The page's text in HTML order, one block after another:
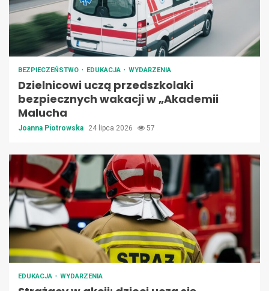
BEZPIECZEŃSTWO EDUKACJA WYDARZENIA
Dzielnicowi uczą przedszkolaki
bezpiecznych wakacji w „Akademii
Malucha
Joanna Piotrowska 24 lipca 2026 57
EDUKACJA WYDARZENIA